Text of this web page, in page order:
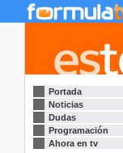
Portada
Noticias
Dudas
Programación
Ahora en tv